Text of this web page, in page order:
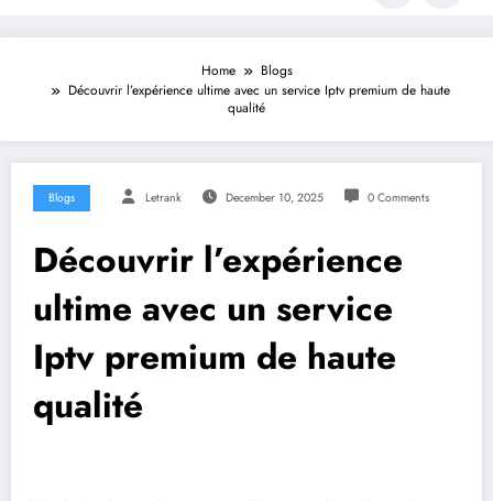
Home
Blogs
Découvrir l’expérience ultime avec un service Iptv premium de haute
qualité
Blogs Letrank December 10, 2025 0 Comments
Découvrir l’expérience
ultime avec un service
Iptv premium de haute
qualité